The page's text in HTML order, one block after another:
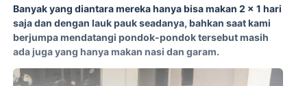
Banyak yang diantara mereka hanya bisa makan 2 x 1 hari
saja dan dengan lauk pauk seadanya, bahkan saat kami
berjumpa mendatangi pondok-pondok tersebut masih
ada juga yang hanya makan nasi dan garam.